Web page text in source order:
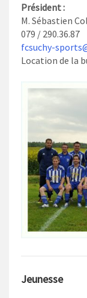
Président :
M. Sébastien
079 / 290.36.87
fcsuchy-
Location de la
Jeunesse